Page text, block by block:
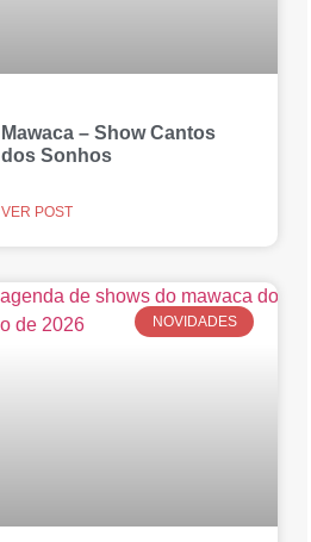
Mawaca – Show Cantos
dos Sonhos
VER POST
NOVIDADES